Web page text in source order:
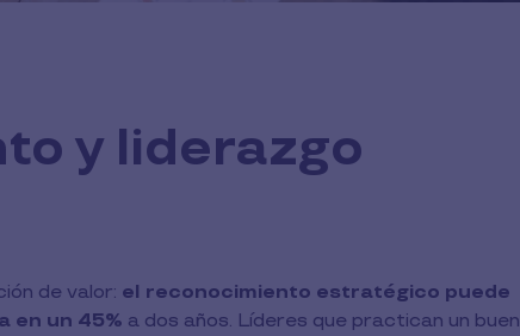
y liderazgo
de valor: el reconocimiento estratégico puede
en un 45% a dos años. Líderes que practican un buen